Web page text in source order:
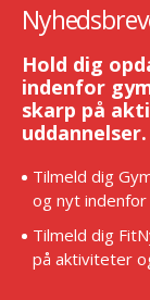
Hold dig
indenfor
skarp på
uddannelser.
Tilmeld dig
og nyt indenfor
Tilmeld dig
på aktiviteter